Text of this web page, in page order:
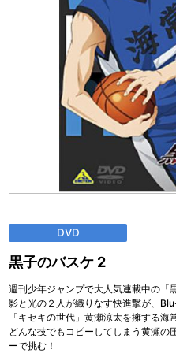
DVD
黒子のバスケ 2
週刊少年ジャンプで大人気連載中の「
影と光の２人が織りなす快進撃が、
「キセキの世代」黄瀬涼太を擁する海
どんな技でもコピーしてしまう黄瀬の
ーで挑む！